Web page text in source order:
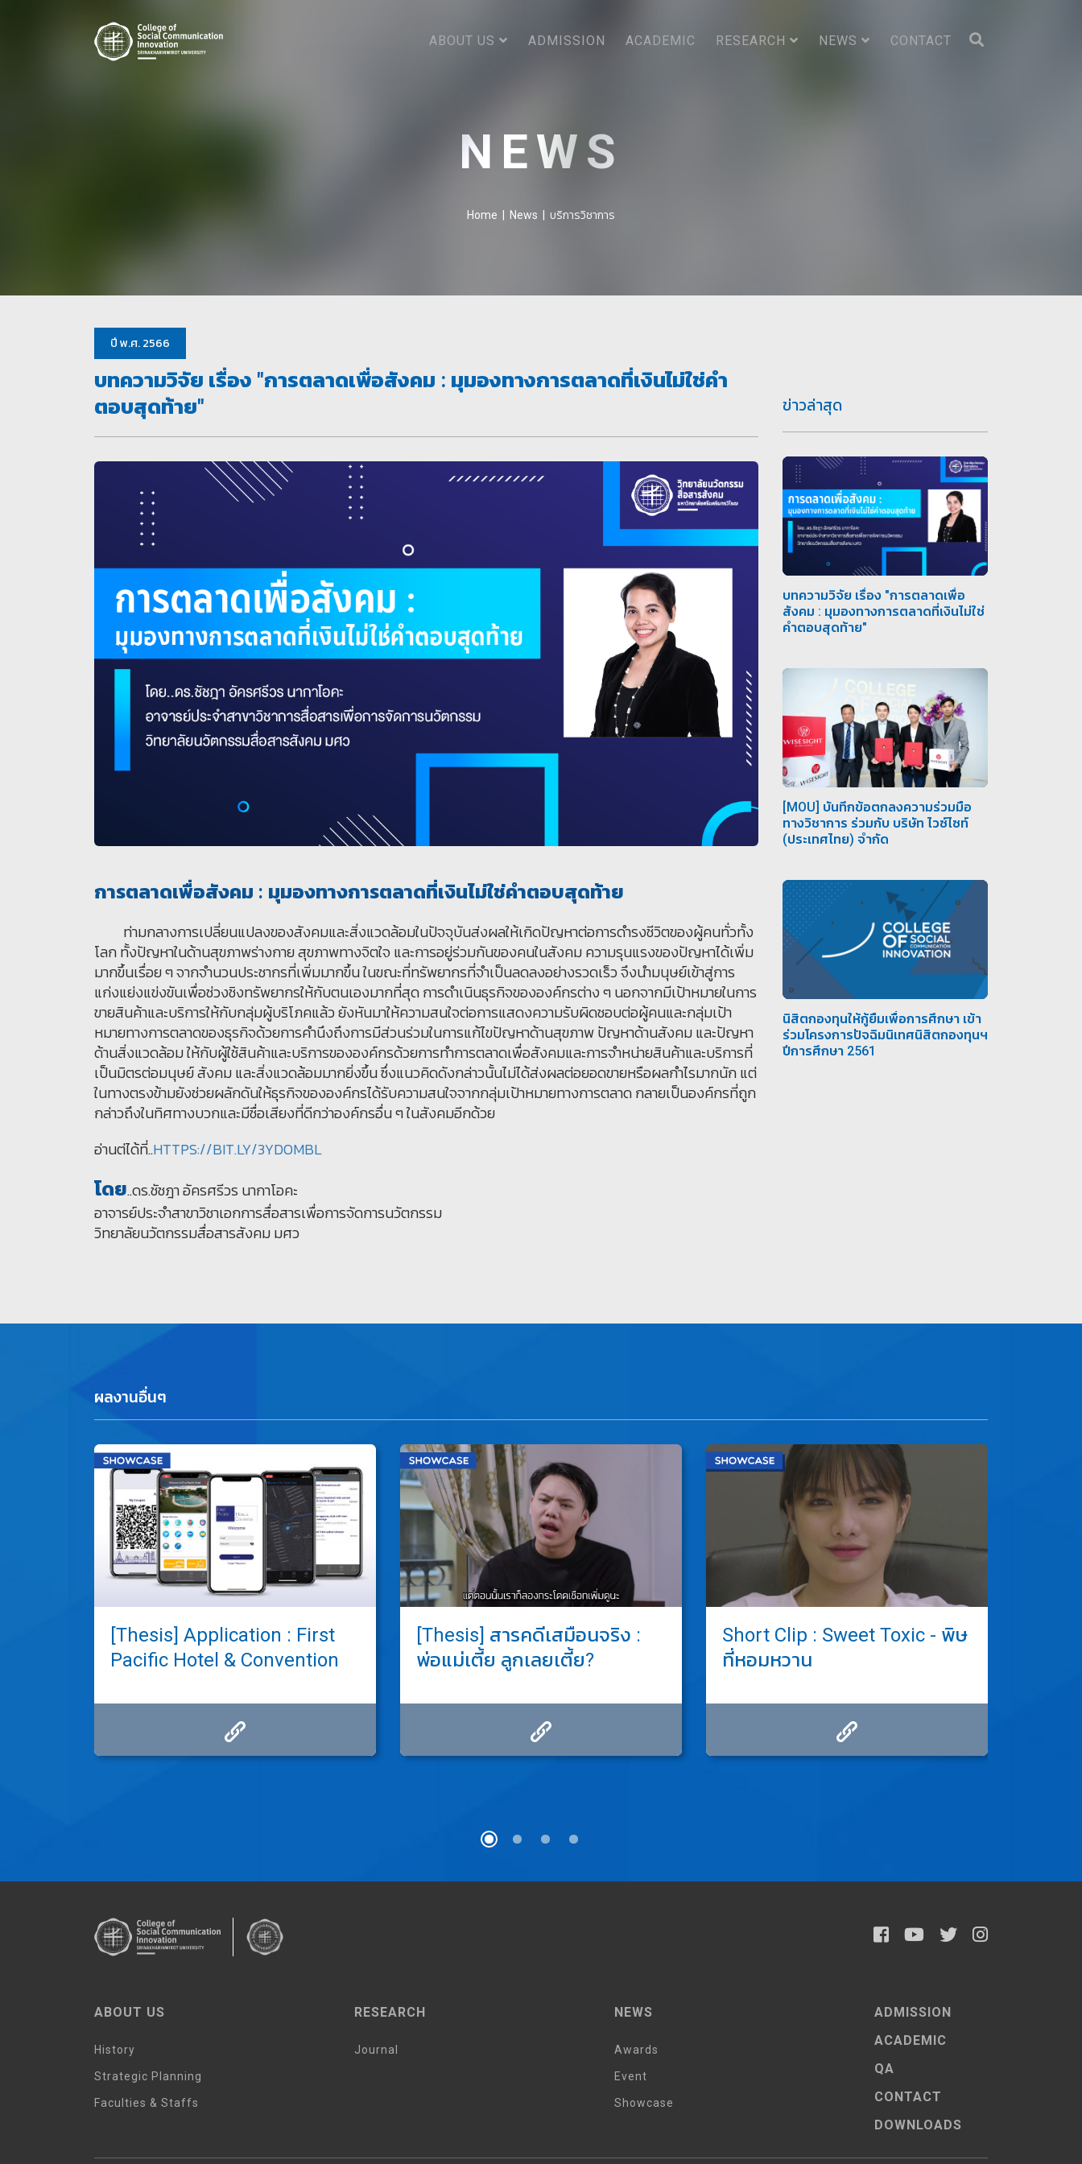
ABOUT US ADMISSION ACADEMIC RESEARCH NEWS CONTACT
NEWS
Home News บริการวิชาการ
ปี พ.ศ. 2566
บทความวิจัย เรื่อง "การตลาดเพื่อสังคม : มุมองทางการตลาดที่เงินไม่ใช่คำ
ตอบสุดท้าย"
การตลาดเพื่อสังคม : มุมองทางการตลาดที่เงินไม่ใช่คำตอบสุดท้าย
ท่ามกลางการเปลี่ยนแปลงของสังคมและสิ่งแวดล้อมในปัจจุบันส่งผลให้เกิดปัญหาต่อการดำรงชีวิตของผู้คนทั่วทั้ง
โลก ทั้งปัญหาในด้านสุขภาพร่างกาย สุขภาพทางจิตใจ และการอยู่ร่วมกันของคนในสังคม ความรุนแรงของปัญหาได้เพิ่ม
มากขึ้นเรื่อย ๆ จากจำนวนประชากรที่เพิ่มมากขึ้น ในขณะที่ทรัพยากรที่จำเป็นลดลงอย่างรวดเร็ว จึงนำมนุษย์เข้าสู่การ
แก่งแย่งแข่งขันเพื่อช่วงชิงทรัพยากรให้กับตนเองมากที่สุด การดำเนินธุรกิจขององค์กรต่าง ๆ นอกจากมีเป้าหมายในการ
ขายสินค้าและบริการให้กับกลุ่มผู้บริโภคแล้ว ยังหันมาให้ความสนใจต่อการแสดงความรับผิดชอบต่อผู้คนและกลุ่มเป้า
หมายทางการตลาดของธุรกิจด้วยการคำนึงถึงการมีส่วนร่วมในการแก้ไขปัญหาด้านสุขภาพ ปัญหาด้านสังคม และปัญหา
ด้านสิ่งแวดล้อม ให้กับผู้ใช้สินค้าและบริการขององค์กรด้วยการทำการตลาดเพื่อสังคมและการจำหน่ายสินค้าและบริการที่
เป็นมิตรต่อมนุษย์ สังคม และสิ่งแวดล้อมมากยิ่งขึ้น ซึ่งแนวคิดดังกล่าวนั้นไม่ได้ส่งผลต่อยอดขายหรือผลกำไรมากนัก แต่
ในทางตรงข้ามยังช่วยผลักดันให้ธุรกิจขององค์กรได้รับความสนใจจากกลุ่มเป้าหมายทางการตลาด กลายเป็นองค์กรที่ถูก
กล่าวถึงในทิศทางบวกและมีชื่อเสียงที่ดีกว่าองค์กรอื่น ๆ ในสังคมอีกด้วย
อ่านต่ได้ที่..HTTPS://BIT.LY/3YDOMBL
โดย..ดร.ชัชฎา อัครศรีวร นากาโอคะ
อาจารย์ประจำสาขาวิชาเอกการสื่อสารเพื่อการจัดการนวัตกรรม
วิทยาลัยนวัตกรรมสื่อสารสังคม มศว
ข่าวล่าสุด
บทความวิจัย เรื่อง "การตลาดเพื่อ
สังคม : มุมองทางการตลาดที่เงินไม่ใช่
คำตอบสุดท้าย"
[MOU] บันทึกข้อตกลงความร่วมมือ
ทางวิชาการ ร่วมกับ บริษัท ไวซ์ไซท์
(ประเทศไทย) จำกัด
นิสิตกองทุนให้กู้ยืมเพื่อการศึกษา เข้า
ร่วมโครงการปัจฉิมนิเทศนิสิตกองทุนฯ
ปีการศึกษา 2561
ผลงานอื่นๆ
[Thesis] Application : First
Pacific Hotel & Convention
[Thesis] สารคดีเสมือนจริง :
พ่อแม่เตี้ย ลูกเลยเตี้ย?
Short Clip : Sweet Toxic - พิษ
ที่หอมหวาน
ABOUT US
History
Strategic Planning
Faculties & Staffs
RESEARCH
Journal
NEWS
Awards
Event
Showcase
ADMISSION
ACADEMIC
QA
CONTACT
DOWNLOADS